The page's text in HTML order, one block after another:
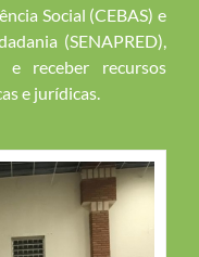
Social (CEBAS) e
(SENAPRED),
e receber recursos
e jurídicas.